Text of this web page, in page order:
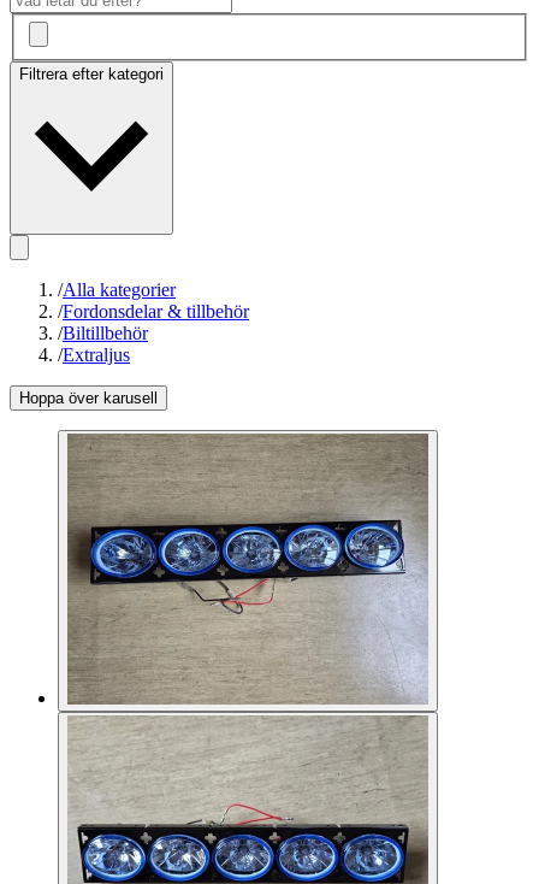
Filtrera efter kategori
/Alla kategorier
/Fordonsdelar & tillbehör
/Biltillbehör
/Extraljus
Hoppa över karusell